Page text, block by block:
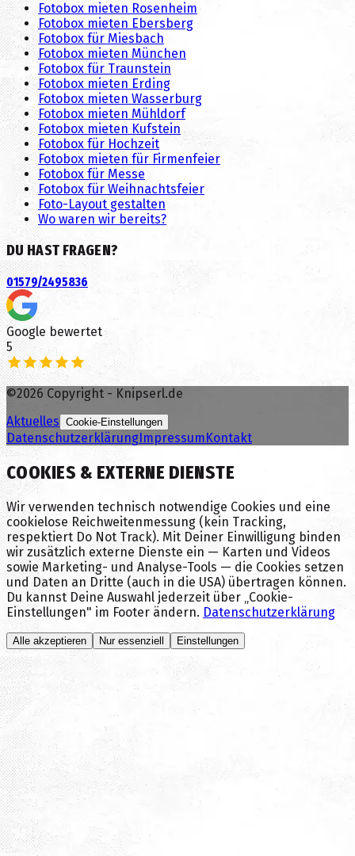
Fotobox mieten Rosenheim
Fotobox mieten Ebersberg
Fotobox für Miesbach
Fotobox mieten München
Fotobox für Traunstein
Fotobox mieten Erding
Fotobox mieten Wasserburg
Fotobox mieten Mühldorf
Fotobox mieten Kufstein
Fotobox für Hochzeit
Fotobox mieten für Firmenfeier
Fotobox für Messe
Fotobox für Weihnachtsfeier
Foto-Layout gestalten
Wo waren wir bereits?
DU HAST FRAGEN?
01579/2495836
Google bewertet
5
©2026 Copyright - Knipserl.de
Aktuelles Cookie-Einstellungen
DatenschutzerklärungImpressumKontakt
COOKIES & EXTERNE DIENSTE
Wir verwenden technisch notwendige Cookies und eine
cookielose Reichweitenmessung (kein Tracking,
respektiert Do Not Track). Mit Deiner Einwilligung binden
wir zusätzlich externe Dienste ein — Karten und Videos
sowie Marketing- und Analyse-Tools — die Cookies setzen
und Daten an Dritte (auch in die USA) übertragen können.
Du kannst Deine Auswahl jederzeit über „Cookie-
Einstellungen" im Footer ändern. Datenschutzerklärung
Alle akzeptieren Nur essenziell Einstellungen